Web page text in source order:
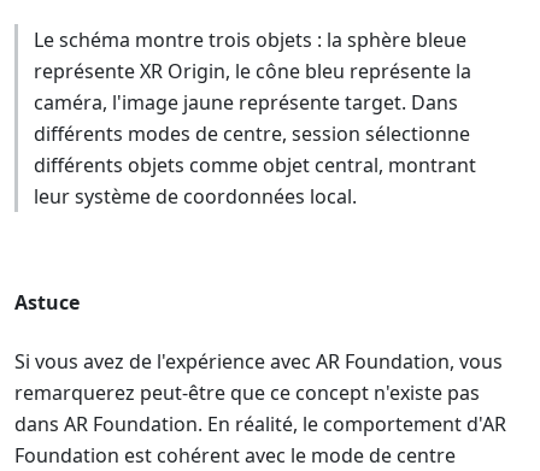
Le schéma montre trois objets : la sphère bleue
représente XR Origin, le cône bleu représente la
caméra, l'image jaune représente target. Dans
différents modes de centre, session sélectionne
différents objets comme objet central, montrant
leur système de coordonnées local.
Astuce
Si vous avez de l'expérience avec AR Foundation, vous
remarquerez peut-être que ce concept n'existe pas
dans AR Foundation. En réalité, le comportement d'AR
Foundation est cohérent avec le mode de centre